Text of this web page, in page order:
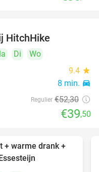
HitchHike
Di
Wo
9.4 star
8 min. directions_car
Regulier €52,30
€39,50
40%
+ warme drank +